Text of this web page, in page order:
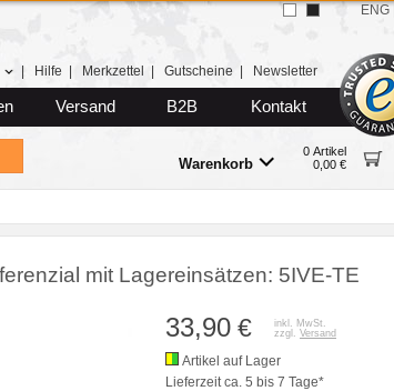
Hilfe Merkzettel Gutscheine Newsletter
Versand B2B Kontakt
Warenkorb
0 Artikel
0,00 €
ENG
mit Lagereinsätzen: 5IVE-TE
33,90 €
inkl. MwSt.
zzgl. Versand
Artikel auf Lager
Lieferzeit ca. 5 bis 7 Tage*